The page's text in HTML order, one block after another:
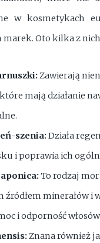
w kosmetykach
Oto kilka z
Zawierają
mają działanie
szenia:Działa
i poprawia ich
To rodzaj
źródłem minerałów i
i odporność włosów.
Znana również